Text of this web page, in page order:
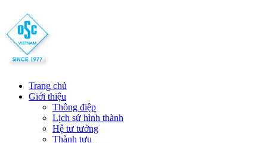
Trang chủ
Giới thiệu
Thông điệp
Lịch sử hình thành
Hệ tư tưởng
Thành tựu